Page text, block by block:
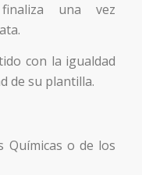
una vez
con la igualdad
de su plantilla.
Químicas o de los